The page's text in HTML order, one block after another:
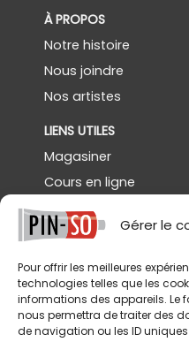
Gérer le
Pour offrir les meilleures
technologies telles que les
informations des appareils. Le
nous permettra de traiter des
de navigation ou les ID
À PROPOS
Notre histoire
Nous joindre
Nos artistes
LIENS UTILES
Magasiner
Cours en ligne
Démos gratuites
Powertex Canada
SERVICES
Livraison